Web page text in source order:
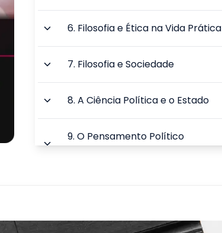
6. Filosofia e Ética na Vida Prática
7. Filosofia e Sociedade
8.A Ciência Política e o Estado
9.O Pensamento Político
Contemporâneo